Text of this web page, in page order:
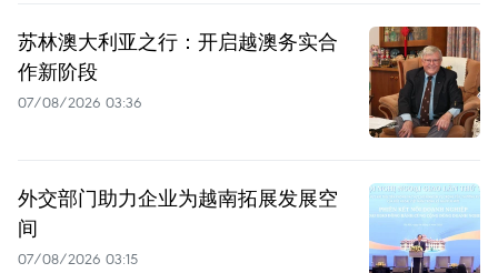
苏林澳大利亚之行：开启越澳务实合
作新阶段
07/08/2026 03:36
外交部门助力企业为越南拓展发展空
间
07/08/2026 03:15